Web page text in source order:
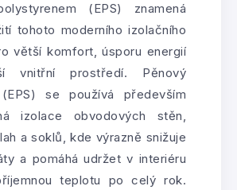
(EPS) znamená
tohoto moderního izolačního
větší komfort, úsporu energií
vnitřní prostředí. Pěnový
se používá především
izolace obvodových stěn,
a soklů, kde výrazně snižuje
a pomáhá udržet v interiéru
teplotu po celý rok.